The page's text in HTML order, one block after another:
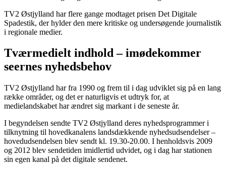
TV2 Østjylland har flere gange modtaget prisen Det Digitale
Spadestik, der hylder den mere kritiske og undersøgende journalistik
i regionale medier.
Tværmedielt indhold – imødekommer
seernes nyhedsbehov
TV2 Østjylland har fra 1990 og frem til i dag udviklet sig på en lang
række områder, og det er naturligvis et udtryk for, at
medielandskabet har ændret sig markant i de seneste år.
I begyndelsen sendte TV2 Østjylland deres nyhedsprogrammer i
tilknytning til hovedkanalens landsdækkende nyhedsudsendelser –
hovedudsendelsen blev sendt kl. 19.30-20.00. I henholdsvis 2009
og 2012 blev sendetiden imidlertid udvidet, og i dag har stationen
sin egen kanal på det digitale sendenet.